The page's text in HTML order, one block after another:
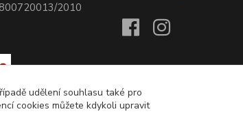
2010
udělení souhlasu také pro
cookies můžete kdykoli upravit